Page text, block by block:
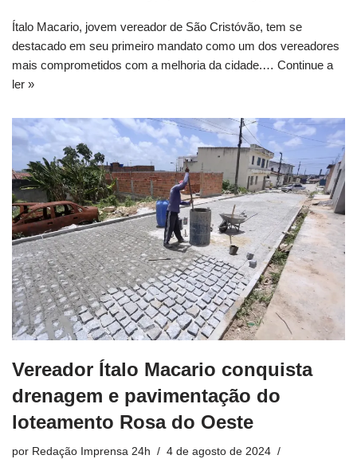
Ítalo Macario, jovem vereador de São Cristóvão, tem se
destacado em seu primeiro mandato como um dos vereadores
mais comprometidos com a melhoria da cidade.… Continue a
ler »
Vereador Ítalo Macario conquista
drenagem e pavimentação do
loteamento Rosa do Oeste
por Redação Imprensa 24h
4 de agosto de 2024